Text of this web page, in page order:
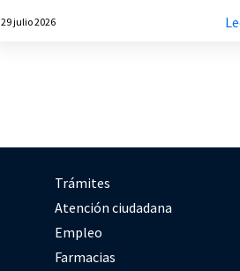
29 julio 2026
Trámites
Atención ciudadana
Empleo
Farmacias